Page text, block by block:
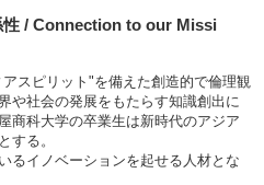
/ Connection to our Missi
スピリット"を備えた創造的で倫理観
や社会の発展をもたらす知識創出に
商科大学の卒業生は新時代のアジア
する。
るイノベーションを起せる人材とな